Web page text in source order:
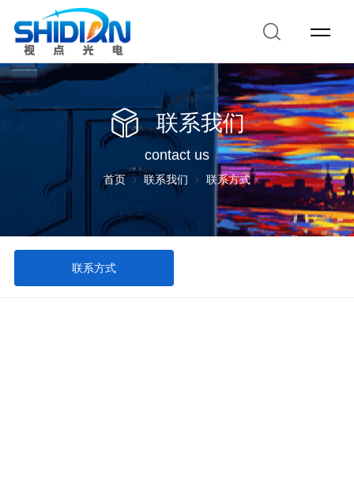
联系我们
contact us
首页 联系我们 联系方式
联系方式